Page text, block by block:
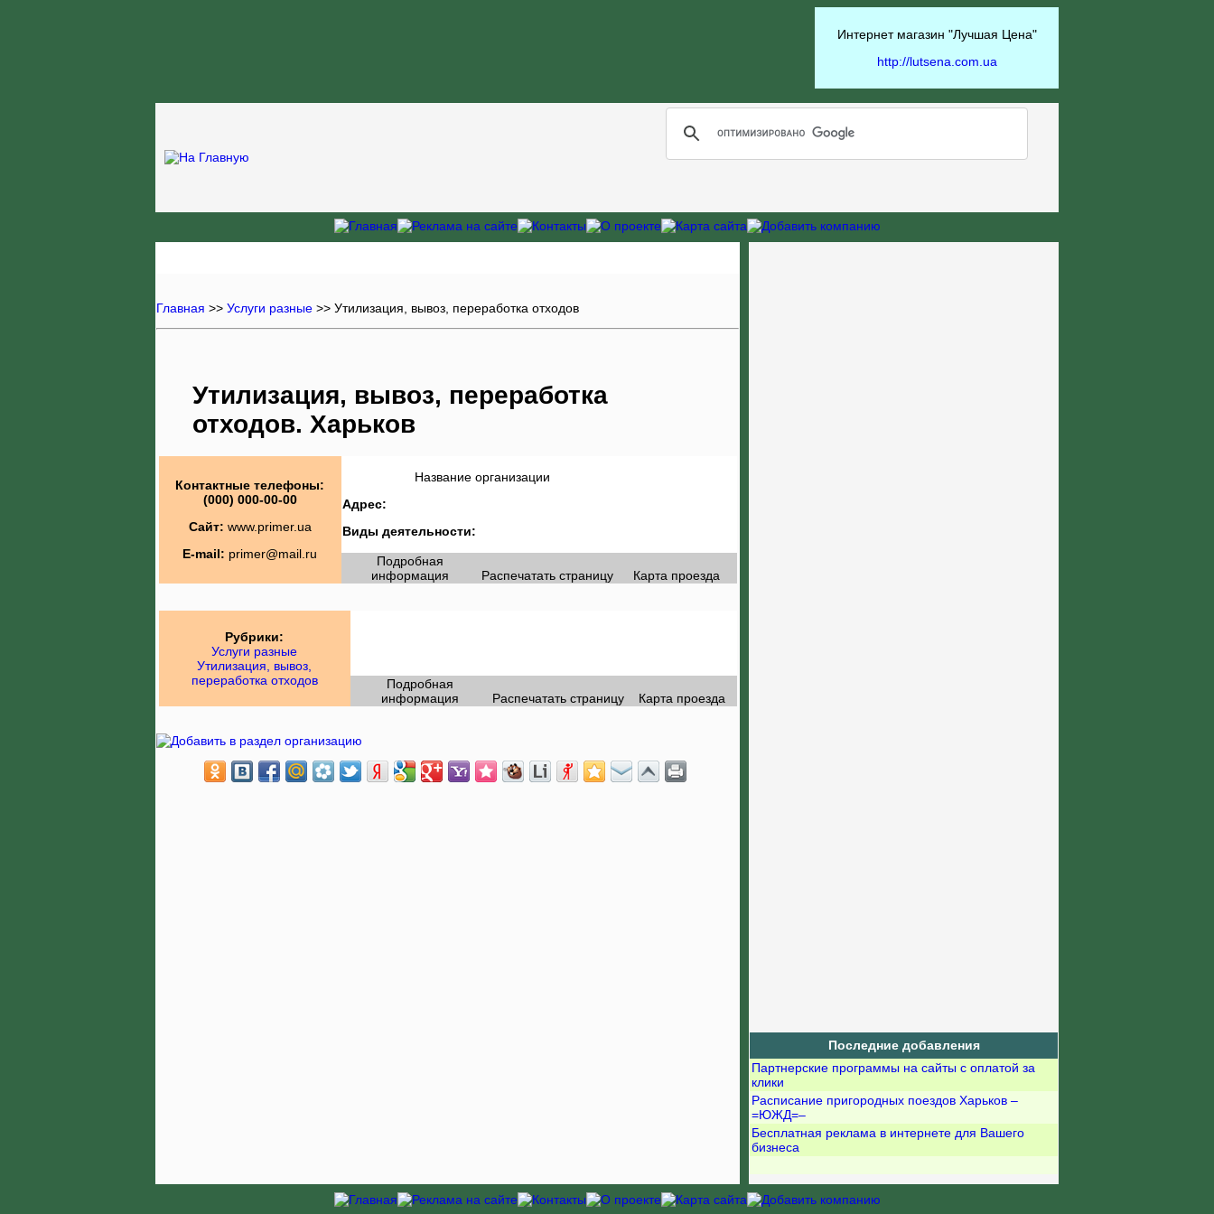
Интернет магазин "Лучшая Цена"
http://lutsena.com.ua
Главная >> Услуги разные >> Утилизация, вывоз, переработка отходов
Утилизация, вывоз, переработка
отходов. Харьков
Контактные телефоны:
(000) 000-00-00
Сайт: www.primer.ua
E-mail: primer@mail.ru
Название организации
Адрес:
Виды деятельности:
Подробная
информация
Распечатать страницу Карта проезда
Рубрики:
Услуги разные
Утилизация, вывоз,
переработка отходов
Подробная
информация
Распечатать страницу Карта проезда
Последние добавления
Партнерские программы на сайты с оплатой за
клики
Расписание пригородных поездов Харьков –
=ЮЖД=–
Бесплатная реклама в интернете для Вашего
бизнеса